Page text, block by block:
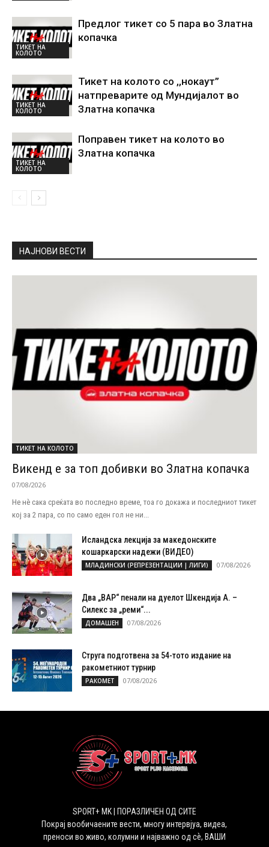
ТИКЕТ НА
КОЛОТО
Предлог тикет со 5 пара во Златна
копачка
ТИКЕТ НА
КОЛОТО
Тикет на колото со ,,нокаут”
натпреварите од Мундијалот во
Златна копачка
ТИКЕТ НА
КОЛОТО
Поправен тикет на колото во
Златна копачка
НАЈНОВИ ВЕСТИ
ТИКЕТ НА КОЛОТО
Викенд е за топ добивки во Златна копачка
07/08/2026
Не нѐ сака среќата во последно време, тоа го докажа и последниот тикет
кој за 2 пара, со по само еден гол не ни...
Исландска лекција за македонските
кошаркарски надежи (ВИДЕО)
МЛАДИНСКИ (РЕПРЕЗЕНТАЦИИ | ЛИГИ) 07/08/2026
Два „ВАР“ пенали на дуелот Шкендија А. –
Силекс за „реми“...
ДОМАШЕН 07/08/2026
Струга подготвена за 54-тото издание на
ракометниот турнир
РАКОМЕТ 07/08/2026
SPORT+ MK | ПОРАЗЛИЧЕН ОД СИТЕ
Покрај вообичаените вести, многу интервјуа, видеа,
преноси во живо, колумни и најважно од сѐ, ВАШИ